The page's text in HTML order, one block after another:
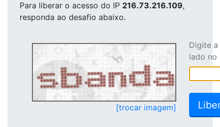
Para liberar o acesso do IP 216.73.216.109,
responda ao desafio abaixo.
[trocar imagem]
Digite
lado no